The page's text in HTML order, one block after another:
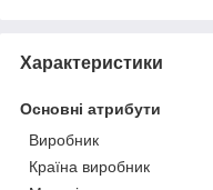
Характеристики
Основні атрибути
Виробник
Країна виробник